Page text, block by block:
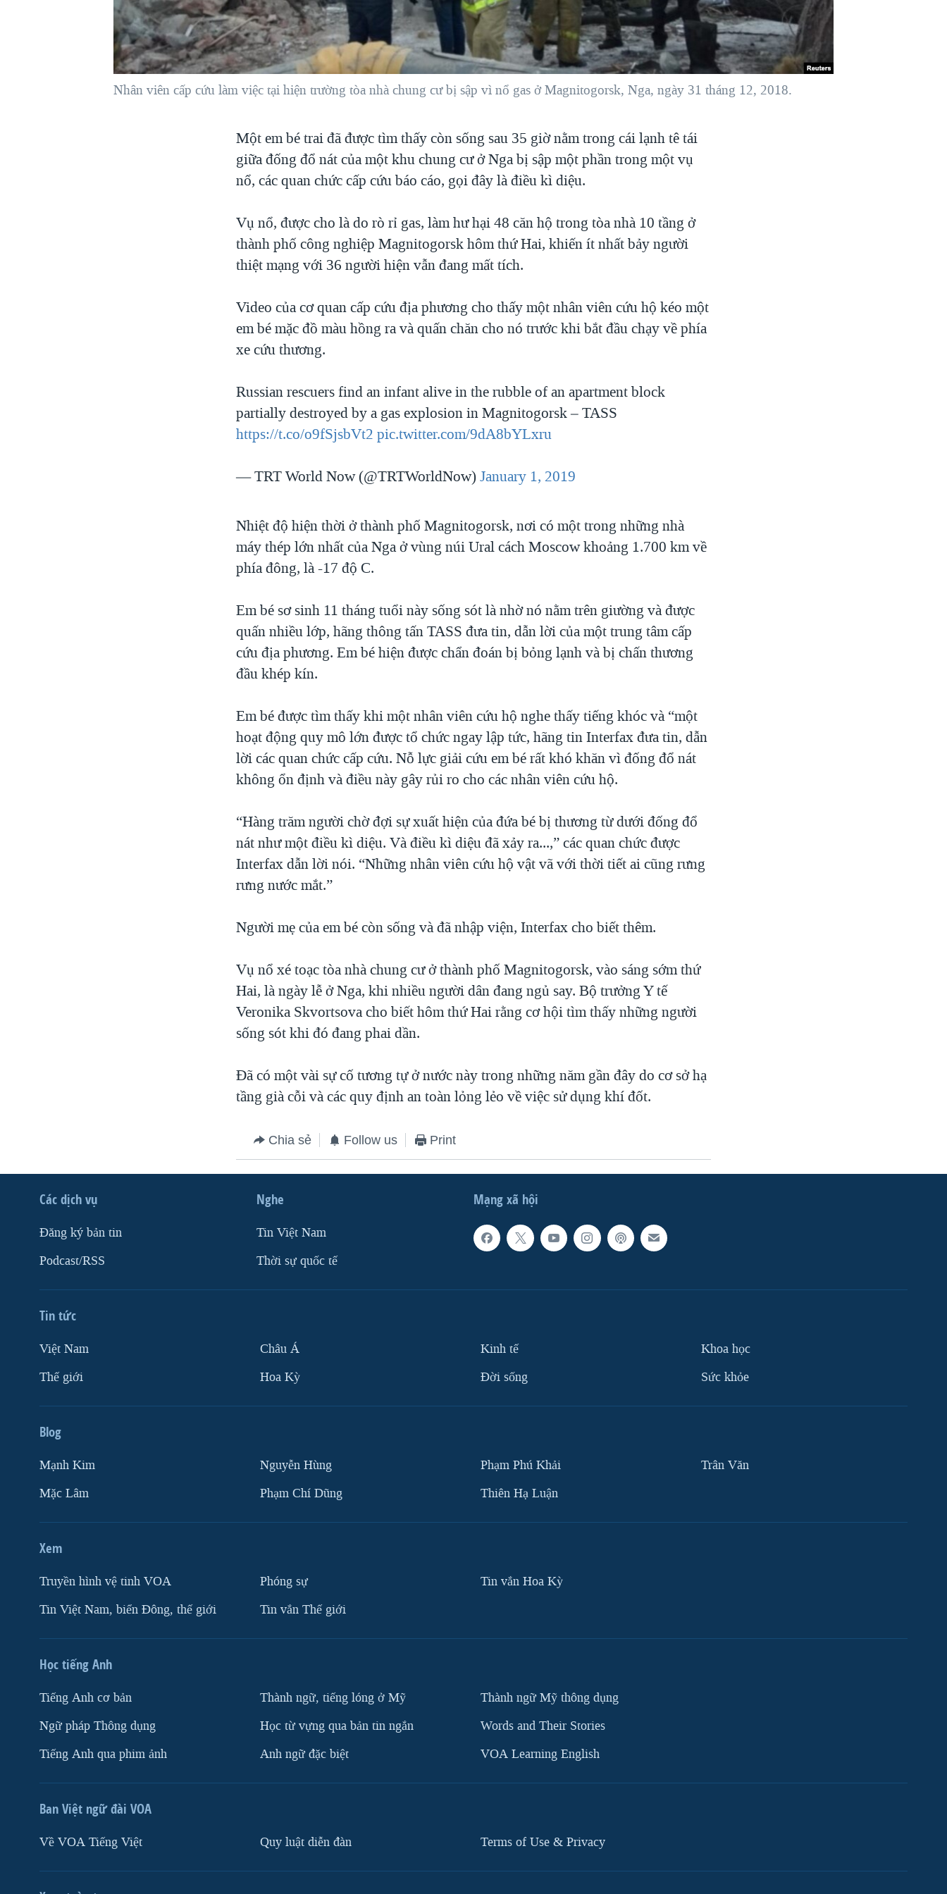
NGƯ DÂN VIỆT VÀ LÀN SÓNG
TỪ NÔNG THÔN MỸNhân viên cấp cứu làm việc tại hiện trường tòa nhà chung cư bị sập vì nổ gas ở Magnitogorsk, Nga, ngày 31 tháng 12, 2018.
Một em bé trai đã được tìm thấy còn sống sau 35 giờ nằm trong cái lạnh tê tái
giữa đống đổ nát của một khu chung cư ở Nga bị sập một phần trong một vụ
nổ, các quan chức cấp cứu báo cáo, gọi đây là điều kì diệu.
Vụ nổ, được cho là do rò rỉ gas, làm hư hại 48 căn hộ trong tòa nhà 10 tầng ở
thành phố công nghiệp Magnitogorsk hôm thứ Hai, khiến ít nhất bảy người
thiệt mạng với 36 người hiện vẫn đang mất tích.
Video của cơ quan cấp cứu địa phương cho thấy một nhân viên cứu hộ kéo một
em bé mặc đồ màu hồng ra và quấn chăn cho nó trước khi bắt đầu chạy về phía
xe cứu thương.
Russian rescuers find an infant alive in the rubble of an apartment block
partially destroyed by a gas explosion in Magnitogorsk – TASS
https://t.co/o9fSjsbVt2 pic.twitter.com/9dA8bYLxru
— TRT World Now (@TRTWorldNow)January 1, 2019
Nhiệt độ hiện thời ở thành phố Magnitogorsk, nơi có một trong những nhà
máy thép lớn nhất của Nga ở vùng núi Ural cách Moscow khoảng 1.700 km về
phía đông, là -17 độ C.
Em bé sơ sinh 11 tháng tuổi này sống sót là nhờ nó nằm trên giường và được
quấn nhiều lớp, hãng thông tấn TASS đưa tin, dẫn lời của một trung tâm cấp
cứu địa phương. Em bé hiện được chẩn đoán bị bỏng lạnh và bị chấn thương
đầu khép kín.
Em bé được tìm thấy khi một nhân viên cứu hộ nghe thấy tiếng khóc và “một
hoạt động quy mô lớn được tổ chức ngay lập tức, hãng tin Interfax đưa tin, dẫn
lời các quan chức cấp cứu. Nỗ lực giải cứu em bé rất khó khăn vì đống đổ nát
không ổn định và điều này gây rủi ro cho các nhân viên cứu hộ.
“Hàng trăm người chờ đợi sự xuất hiện của đứa bé bị thương từ dưới đống đổ
nát như một điều kì diệu. Và điều kì diệu đã xảy ra...,” các quan chức được
Interfax dẫn lời nói. “Những nhân viên cứu hộ vật vã với thời tiết ai cũng rưng
rưng nước mắt.”
Người mẹ của em bé còn sống và đã nhập viện, Interfax cho biết thêm.
Vụ nổ xé toạc tòa nhà chung cư ở thành phố Magnitogorsk, vào sáng sớm thứ
Hai, là ngày lễ ở Nga, khi nhiều người dân đang ngủ say. Bộ trưởng Y tế
Veronika Skvortsova cho biết hôm thứ Hai rằng cơ hội tìm thấy những người
sống sót khi đó đang phai dần.
Đã có một vài sự cố tương tự ở nước này trong những năm gần đây do cơ sở hạ
tầng già cỗi và các quy định an toàn lỏng lẻo về việc sử dụng khí đốt.
Chia sẻ Follow us Print
Mạng xã hội
Các dịch vụ
Ðăng ký bản tin
Podcast/RSS
Nghe
Tin Việt Nam
Thời sự quốc tế
Tin tức
Việt Nam
Thế giới
Châu Á
Hoa Kỳ
Kinh tế
Ðời sống
Khoa học
Sức khỏe
Blog
Mạnh Kim
Mặc Lâm
Nguyễn Hùng
Phạm Chí Dũng
Phạm Phú Khải
Thiên Hạ Luận
Trân Văn
Xem
Truyền hình vệ tinh VOA
Tin Việt Nam, biển Đông, thế giới
Phóng sự
Tin vắn Thế giới
Tin vắn Hoa Kỳ
Học tiếng Anh
Tiếng Anh cơ bản
Ngữ pháp Thông dụng
Tiếng Anh qua phim ảnh
Thành ngữ, tiếng lóng ở Mỹ
Học từ vựng qua bản tin ngắn
Anh ngữ đặc biệt
Thành ngữ Mỹ thông dụng
Words and Their Stories
VOA Learning English
Ban Việt ngữ đài VOA
Về VOA Tiếng Việt Quy luật diễn đàn Terms of Use & Privacy